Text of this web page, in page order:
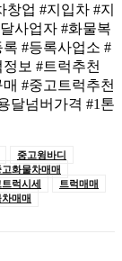
업 #지입차 #지
사업자 #화물복
#등록사업소 #
보 #트럭추천
#중고트럭추천
달넘버가격 #1톤
중고윙바디
화물차매매
럭시세
트럭매매
매매